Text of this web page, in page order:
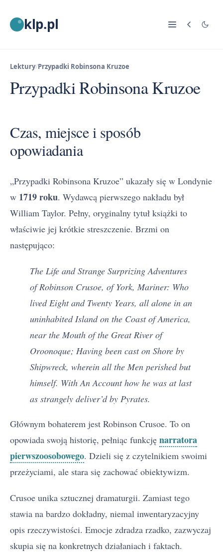
klp.pl
Lektury/Przypadki Robinsona Kruzoe
Przypadki Robinsona Kruzoe
Czas, miejsce i sposób
opowiadania
„Przypadki Robinsona Kruzoe” ukazały się w Londynie
w 1719 roku. Wydawcą pierwszego nakładu był
William Taylor. Pełny, oryginalny tytuł książki to
właściwie jej krótkie streszczenie. Brzmi on
następująco:
The Life and Strange Surprizing Adventures
of Robinson Crusoe, of York, Mariner: Who
lived Eight and Twenty Years, all alone in an
uninhabited Island on the Coast of America,
near the Mouth of the Great River of
Oroonoque; Having been cast on Shore by
Shipwreck, wherein all the Men perished but
himself. With An Account how he was at last
as strangely deliver’d by Pyrates.
Głównym bohaterem jest Robinson Crusoe. To on
opowiada swoją historię, pełniąc funkcję narratora
pierwszoosobowego. Dzieli się z czytelnikiem swoimi
przeżyciami, ale stara się zachować obiektywizm.
Crusoe unika sztucznej dramaturgii. Zamiast tego
stawia na bardzo dokładny, niemal inwentaryzacyjny
opis rzeczywistości. Emocje zdradza rzadko, zazwyczaj
skupia się na konkretnych działaniach i faktach.